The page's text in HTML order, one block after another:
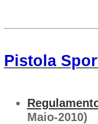
Pistola
Maio-2010)